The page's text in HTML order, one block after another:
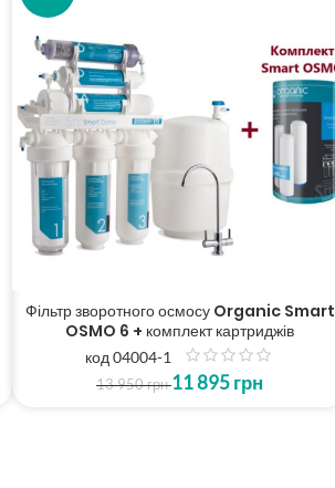
Фільтр зворотного осмосу Organic Smart
OSMO 6 + комплект картриджів
код 04004-1
13 950грн 11 895грн